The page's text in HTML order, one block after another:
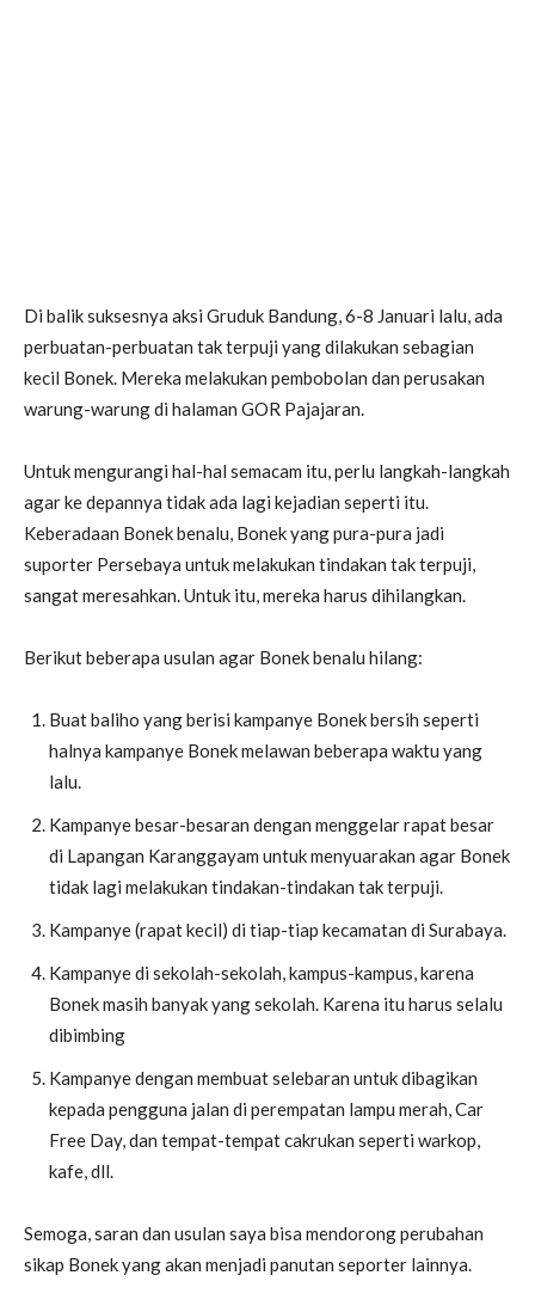
Di balik suksesnya aksi Gruduk Bandung, 6-8 Januari lalu, ada
perbuatan-perbuatan tak terpuji yang dilakukan sebagian
kecil Bonek. Mereka melakukan pembobolan dan perusakan
warung-warung di halaman GOR Pajajaran.
Untuk mengurangi hal-hal semacam itu, perlu langkah-langkah
agar ke depannya tidak ada lagi kejadian seperti itu.
Keberadaan Bonek benalu, Bonek yang pura-pura jadi
suporter Persebaya untuk melakukan tindakan tak terpuji,
sangat meresahkan. Untuk itu, mereka harus dihilangkan.
Berikut beberapa usulan agar Bonek benalu hilang:
Buat baliho yang berisi kampanye Bonek bersih seperti
halnya kampanye Bonek melawan beberapa waktu yang
lalu.
Kampanye besar-besaran dengan menggelar rapat besar
di Lapangan Karanggayam untuk menyuarakan agar Bonek
tidak lagi melakukan tindakan-tindakan tak terpuji.
Kampanye (rapat kecil) di tiap-tiap kecamatan di Surabaya.
Kampanye di sekolah-sekolah, kampus-kampus, karena
Bonek masih banyak yang sekolah. Karena itu harus selalu
dibimbing
Kampanye dengan membuat selebaran untuk dibagikan
kepada pengguna jalan di perempatan lampu merah, Car
Free Day, dan tempat-tempat cakrukan seperti warkop,
kafe, dll.
Semoga, saran dan usulan saya bisa mendorong perubahan
sikap Bonek yang akan menjadi panutan seporter lainnya.